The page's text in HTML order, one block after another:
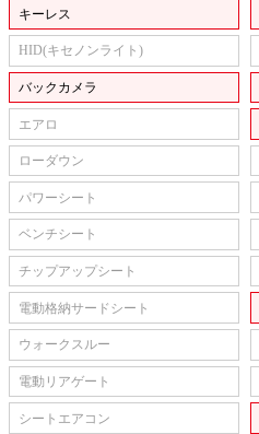
キーレス
HID(キセノンライト)
バックカメラ
エアロ
ローダウン
パワーシート
ベンチシート
チップアップシート
電動格納サードシート
ウォークスルー
電動リアゲート
シートエアコン